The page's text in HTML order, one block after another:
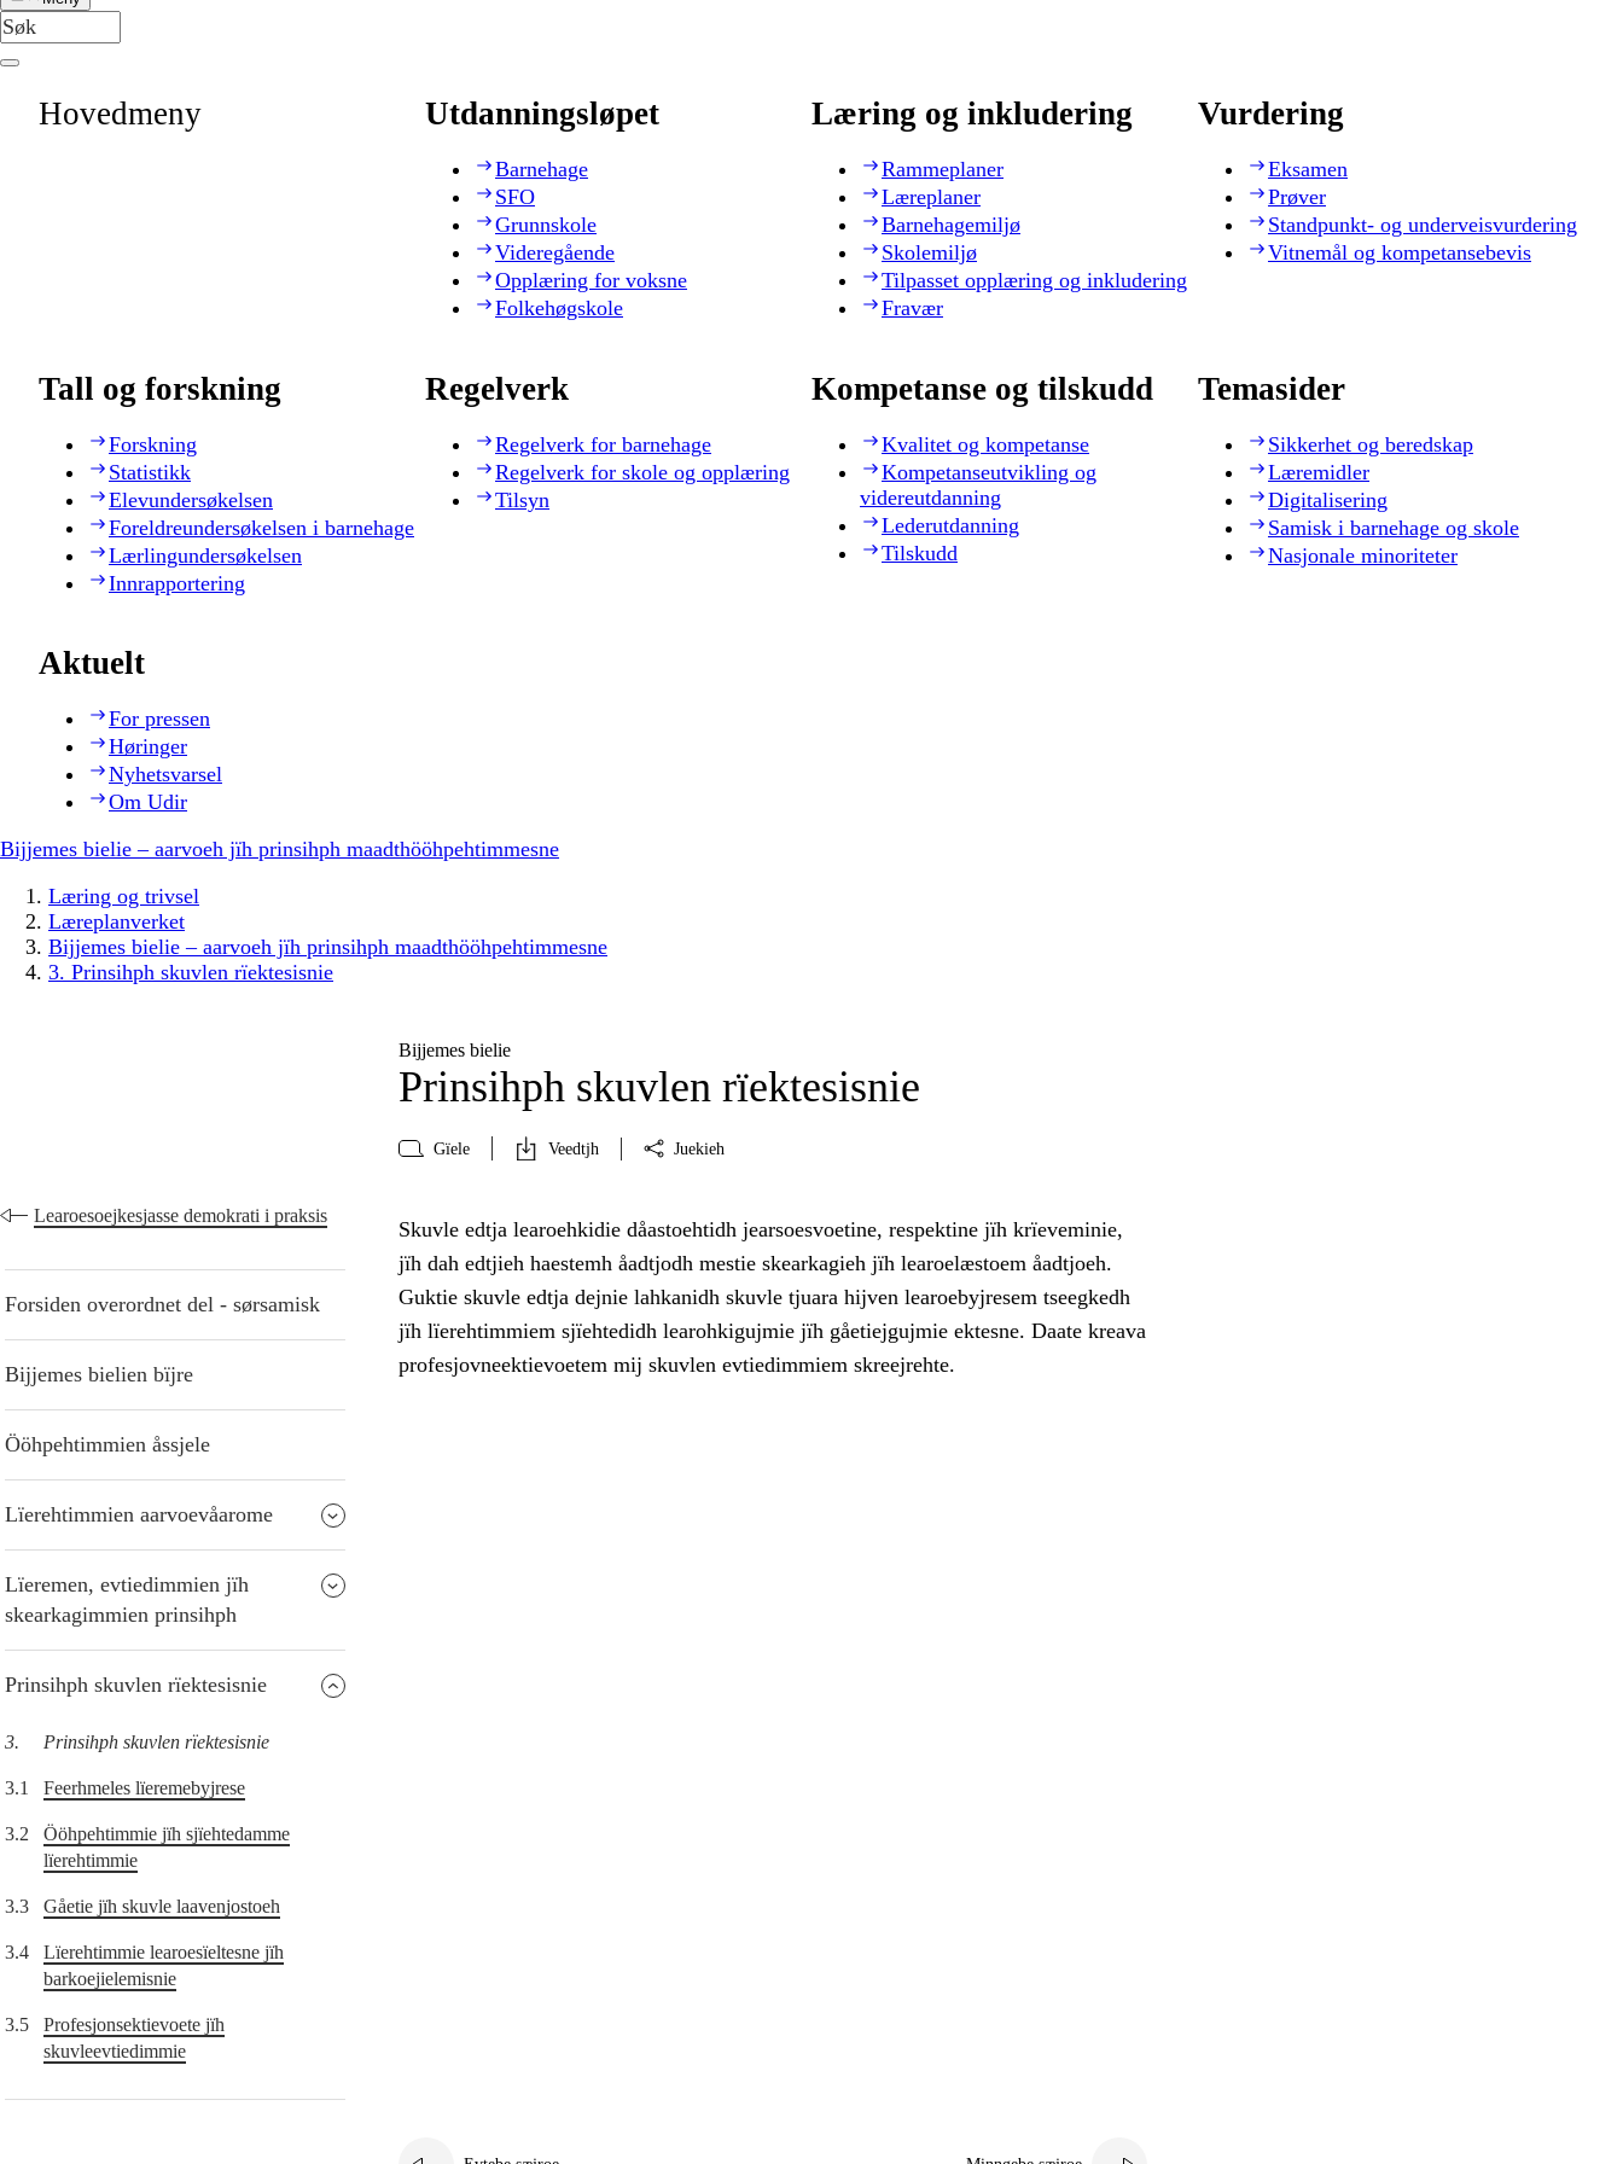
Hovedmeny Utdanningsløpet
Barnehage
SFO
Grunnskole
Videregående
Opplæring for voksne
Folkehøgskole
Læring og inkludering
Rammeplaner
Læreplaner
Barnehagemiljø
Skolemiljø
Tilpasset opplæring og inkludering
Fravær
Vurdering
Eksamen
Prøver
Standpunkt- og underveisvurdering
Vitnemål og kompetansebevis
Tall og forskning
Forskning
Statistikk
Elevundersøkelsen
Foreldreundersøkelsen i barnehage
Lærlingundersøkelsen
Innrapportering
Regelverk
Regelverk for barnehage
Regelverk for skole og opplæring
Tilsyn
Kompetanse og tilskudd
Kvalitet og kompetanse
Kompetanseutvikling og
videreutdanning
Lederutdanning
Tilskudd
Temasider
Sikkerhet og beredskap
Læremidler
Digitalisering
Samisk i barnehage og skole
Nasjonale minoriteter
Aktuelt
For pressen
Høringer
Nyhetsvarsel
Om Udir
Bijjemes bielie – aarvoeh jïh prinsihph maadthööhpehtimmesne
Læring og trivsel
Læreplanverket
Bijjemes bielie – aarvoeh jïh prinsihph maadthööhpehtimmesne
3. Prinsihph skuvlen rïektesisnie
Bijjemes bielie
Prinsihph skuvlen rïektesisnie
Gïele Veedtjh Juekieh
Learoesoejkesjasse demokrati i praksis
Forsiden overordnet del - sørsamisk
Bijjemes bielien bïjre
Ööhpehtimmien åssjele
Lïerehtimmien aarvoevåarome
Lïeremen, evtiedimmien jïh
skearkagimmien prinsihph
Prinsihph skuvlen rïektesisnie
3. Prinsihph skuvlen rïektesisnie
3.1 Feerhmeles lïeremebyjrese
3.2
Ööhpehtimmie jïh sjïehtedamme
lïerehtimmie
3.3 Gåetie jïh skuvle laavenjostoeh
3.4
Lïerehtimmie learoesïeltesne jïh
barkoejielemisnie
3.5
Profesjonsektievoete jïh
skuvleevtiedimmie
Skuvle edtja learoehkidie dåastoehtidh jearsoesvoetine, respektine jïh krïeveminie,
jïh dah edtjieh haestemh åadtjodh mestie skearkagieh jïh learoelæstoem åadtjoeh.
Guktie skuvle edtja dejnie lahkanidh skuvle tjuara hijven learoebyjresem tseegkedh
jïh lïerehtimmiem sjïehtedidh learohkigujmie jïh gåetiejgujmie ektesne. Daate kreava
profesjovneektievoetem mij skuvlen evtiedimmiem skreejrehte.